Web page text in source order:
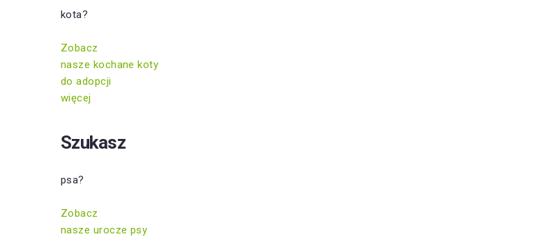
kota?
Zobacz
nasze kochane koty
do adopcji
więcej
Szukasz
psa?
Zobacz
nasze urocze psy